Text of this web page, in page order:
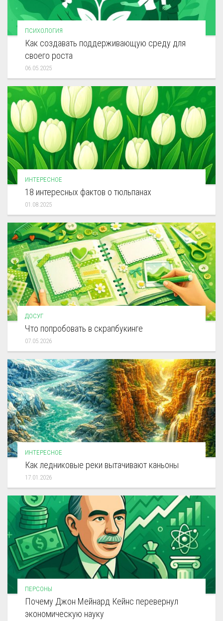
ПСИХОЛОГИЯ
Как создавать поддерживающую среду для
своего роста
06.05.2025
ИНТЕРЕСНОЕ
18 интересных фактов о тюльпанах
01.08.2025
ДОСУГ
Что попробовать в скрапбукинге
07.05.2026
ИНТЕРЕСНОЕ
Как ледниковые реки вытачивают каньоны
17.01.2026
ПЕРСОНЫ
Почему Джон Мейнард Кейнс перевернул
экономическую науку